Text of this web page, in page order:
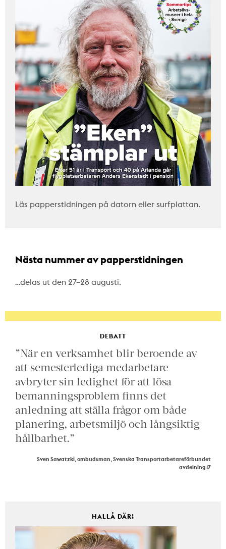
Läs papperstidningen på datorn eller surfplattan.
Nästa nummer av papperstidningen
…delas ut den 27–28 augusti.
DEBATT
”När en verksamhet blir beroende av
att semesterlediga medarbetare
avbryter sin ledighet för att lösa
bemanningsproblem finns det
anledning att ställa frågor om både
planering, arbetsmiljö och långsiktig
hållbarhet.”
Sven Sawatzki, ombudsman, Svenska Transportarbetareförbundet
avdelning 17
HALLÅ DÄR!